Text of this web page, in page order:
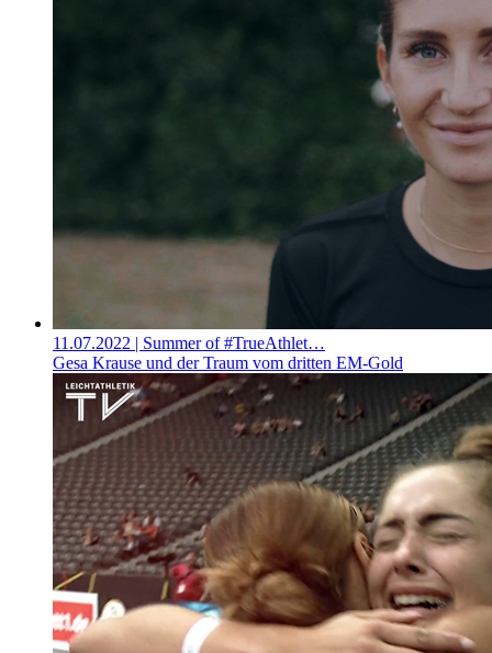
11.07.2022 | Summer of #TrueAthlet…
Gesa Krause und der Traum vom dritten EM-Gold